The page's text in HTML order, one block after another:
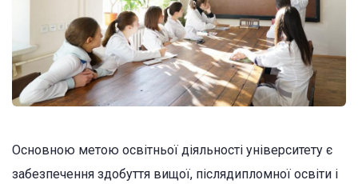
Основною метою освітньої діяльності університету є
забезпечення здобуття вищої, післядипломної освіти і